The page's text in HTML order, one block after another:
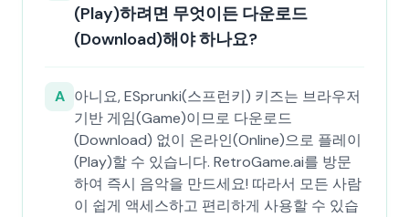
(Play)하려면 무엇이든 다운로드
(Download)해야 하나요?
A 아니요, ESprunki(스프런키) 키즈는 브라우저
기반 게임(Game)이므로 다운로드
(Download) 없이 온라인(Online)으로 플레이
(Play)할 수 있습니다. RetroGame.ai를 방문
하여 즉시 음악을 만드세요! 따라서 모든 사람
이 쉽게 액세스하고 편리하게 사용할 수 있습